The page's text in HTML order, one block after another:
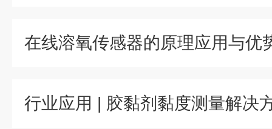
在线溶氧传感器的原理应用与优